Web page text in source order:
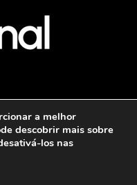
0001-60- Todos direitos
a melhor
descobrir mais sobre
los nas